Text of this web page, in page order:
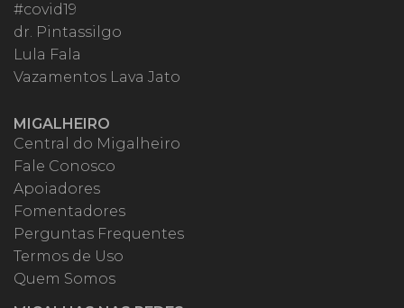
#covid19
dr. Pintassilgo
Lula Fala
Vazamentos Lava Jato
MIGALHEIRO
Central do Migalheiro
Fale Conosco
Apoiadores
Fomentadores
Perguntas Frequentes
Termos de Uso
Quem Somos